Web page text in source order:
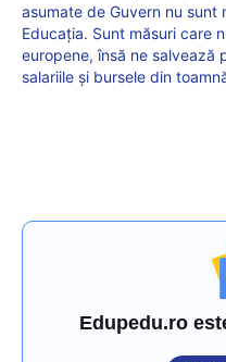
asumate de Guvern nu sunt
Educația. Sunt măsuri care
europene, însă ne salvează
salariile și bursele din
Edupedu.ro